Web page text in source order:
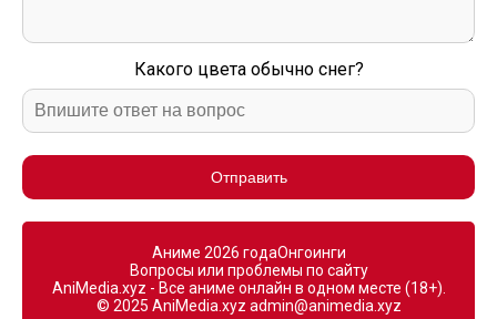
Какого цвета обычно снег?
Отправить
Аниме 2026 годаОнгоинги
Вопросы или проблемы по сайту
AniMedia.xyz - Все аниме онлайн в одном месте (18+).
© 2025 AniMedia.xyz admin@animedia.xyz